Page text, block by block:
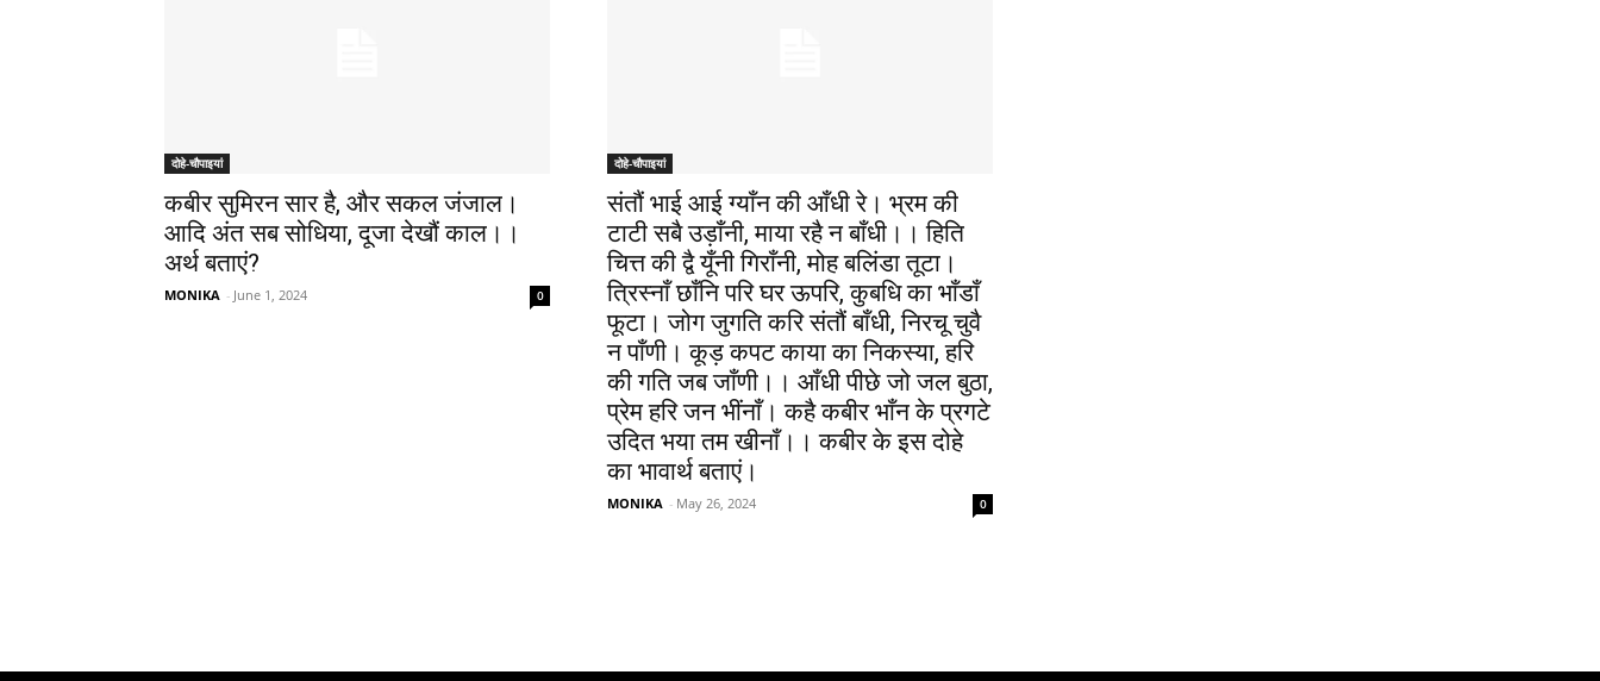
दोहे-चौपाइयां
कबीर सुमिरन सार है, और सकल जंजाल।
आदि अंत सब सोधिया, दूजा देखौं काल।।
अर्थ बताएं?
MONIKA - June 1, 2024 0
दोहे-चौपाइयां
संतौं भाई आई ग्याँन की आँधी रे। भ्रम की
टाटी सबै उड़ाँनी, माया रहै न बाँधी।। हिति
चित्त की द्वै यूँनी गिराँनी, मोह बलिंडा तूटा।
त्रिस्नाँ छाँनि परि घर ऊपरि, कुबधि का भाँडाँ
फूटा। जोग जुगति करि संतौं बाँधी, निरचू चुवै
न पाँणी। कूड़ कपट काया का निकस्या, हरि
की गति जब जाँणी।। आँधी पीछे जो जल बुठा,
प्रेम हरि जन भींनाँ। कहै कबीर भाँन के प्रगटे
उदित भया तम खीनाँ।। कबीर के इस दोहे
का भावार्थ बताएं।
MONIKA - May 26, 2024 0